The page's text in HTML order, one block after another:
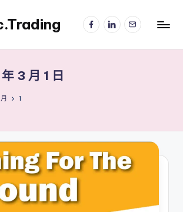
FacebookLinkedIn
電
子
3 月 1 日
1